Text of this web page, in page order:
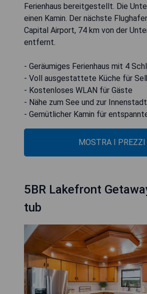
Ferienhaus bereitgestellt. Die
einen Kamin. Der nächste
Capital Airport, 74 km von der
entfernt.
- Geräumiges Ferienhaus mit 4
- Voll ausgestattete Küche für
- Kostenloses WLAN für Gäste
- Nähe zum See und zur
- Gemütlicher Kamin für
MOSTRA I PREZZI
5BR Lakefront
tub